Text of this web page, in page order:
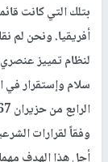
بتلك التي كانت
أفريقيا. ونحن لم
لنظام تمييز
سلام وإستقرار في
وفقاً لقرارات